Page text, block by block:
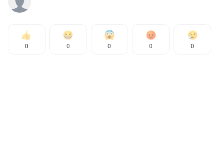
0 0 0 0 0